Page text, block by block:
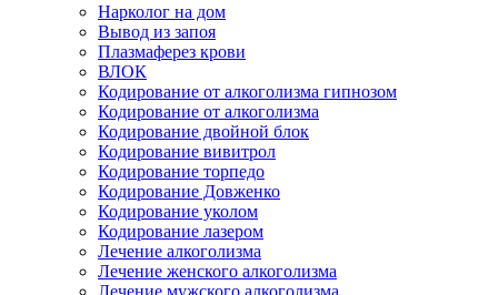
Нарколог на дом
Вывод из запоя
Плазмаферез крови
ВЛОК
Кодирование от алкоголизма гипнозом
Кодирование от алкоголизма
Кодирование двойной блок
Кодирование вивитрол
Кодирование торпедо
Кодирование Довженко
Кодирование уколом
Кодирование лазером
Лечение алкоголизма
Лечение женского алкоголизма
Лечение мужского алкоголизма